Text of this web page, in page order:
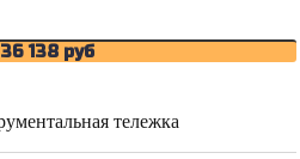
36 138 руб